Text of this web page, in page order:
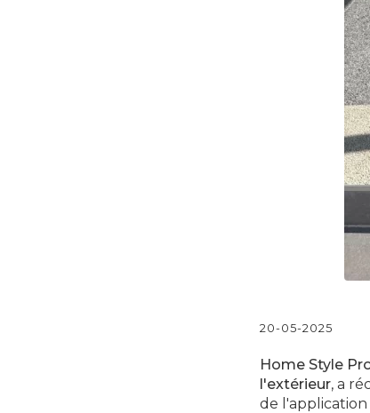
20-05-2025
Home Style
l'extérieur, a
de